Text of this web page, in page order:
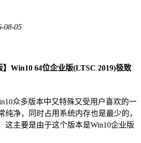
08-05
】Win10 64位企业版(LTSC 2019)极致
众多版本中又特殊又受用户喜欢的一
纯净，同时占用系统内存也是最少的，
这主要是由于这个版本是Win10企业版